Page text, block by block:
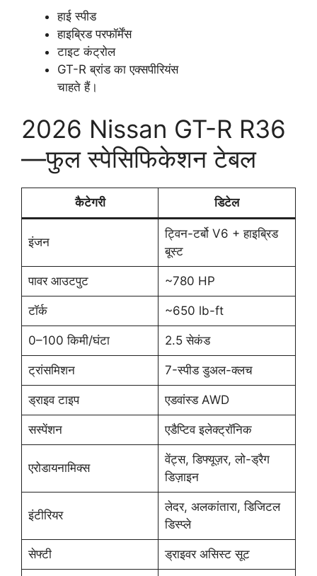
हाई स्पीड
हाइब्रिड परफॉर्मेंस
टाइट कंट्रोल
GT-R ब्रांड का एक्सपीरियंस
चाहते हैं।
2026 Nissan GT-R R36
—फुल स्पेसिफिकेशन टेबल
कैटेगरी डिटेल
इंजन
ट्विन-टर्बो V6 + हाइब्रिड
बूस्ट
पावर आउटपुट ~780 HP
टॉर्क ~650 lb-ft
0–100 किमी/घंटा 2.5 सेकंड
ट्रांसमिशन 7-स्पीड डुअल-क्लच
ड्राइव टाइप एडवांस्ड AWD
सस्पेंशन एडैप्टिव इलेक्ट्रॉनिक
एरोडायनामिक्स
वेंट्स, डिफ्यूज़र, लो-ड्रैग
डिज़ाइन
इंटीरियर
लेदर, अलकांतारा, डिजिटल
डिस्प्ले
सेफ्टी ड्राइवर असिस्ट सूट